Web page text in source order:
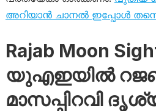
അറിയാൻ ചാനൽ ഇപ്പോൾ
Rajab Moon
യുഎഇയിൽ
മാസപ്പിറവി